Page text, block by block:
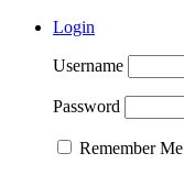
Login
Username
Password
Remember Me